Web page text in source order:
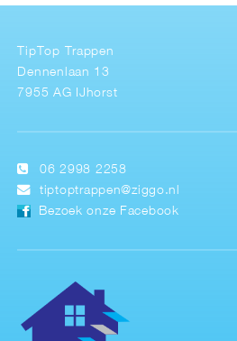
TipTop Trappen
Dennenlaan 13
7955 AG IJhorst
06 2998 2258
tiptoptrappen@ziggo.nl
Bezoek onze Facebook